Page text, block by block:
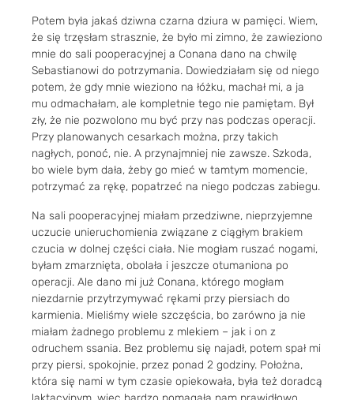
Potem była jakaś dziwna czarna dziura w pamięci. Wiem,
że się trzęsłam strasznie, że było mi zimno, że zawieziono
mnie do sali pooperacyjnej a Conana dano na chwilę
Sebastianowi do potrzymania. Dowiedziałam się od niego
potem, że gdy mnie wieziono na łóżku, machał mi, a ja
mu odmachałam, ale kompletnie tego nie pamiętam. Był
zły, że nie pozwolono mu być przy nas podczas operacji.
Przy planowanych cesarkach można, przy takich
nagłych, ponoć, nie. A przynajmniej nie zawsze. Szkoda,
bo wiele bym dała, żeby go mieć w tamtym momencie,
potrzymać za rękę, popatrzeć na niego podczas zabiegu.
Na sali pooperacyjnej miałam przedziwne, nieprzyjemne
uczucie unieruchomienia związane z ciągłym brakiem
czucia w dolnej części ciała. Nie mogłam ruszać nogami,
byłam zmarznięta, obolała i jeszcze otumaniona po
operacji. Ale dano mi już Conana, którego mogłam
niezdarnie przytrzymywać rękami przy piersiach do
karmienia. Mieliśmy wiele szczęścia, bo zarówno ja nie
miałam żadnego problemu z mlekiem – jak i on z
odruchem ssania. Bez problemu się najadł, potem spał mi
przy piersi, spokojnie, przez ponad 2 godziny. Położna,
która się nami w tym czasie opiekowała, była też doradcą